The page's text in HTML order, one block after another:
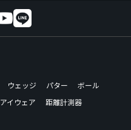
ウェッジ パター
ボール
アイウェア
距離計測器